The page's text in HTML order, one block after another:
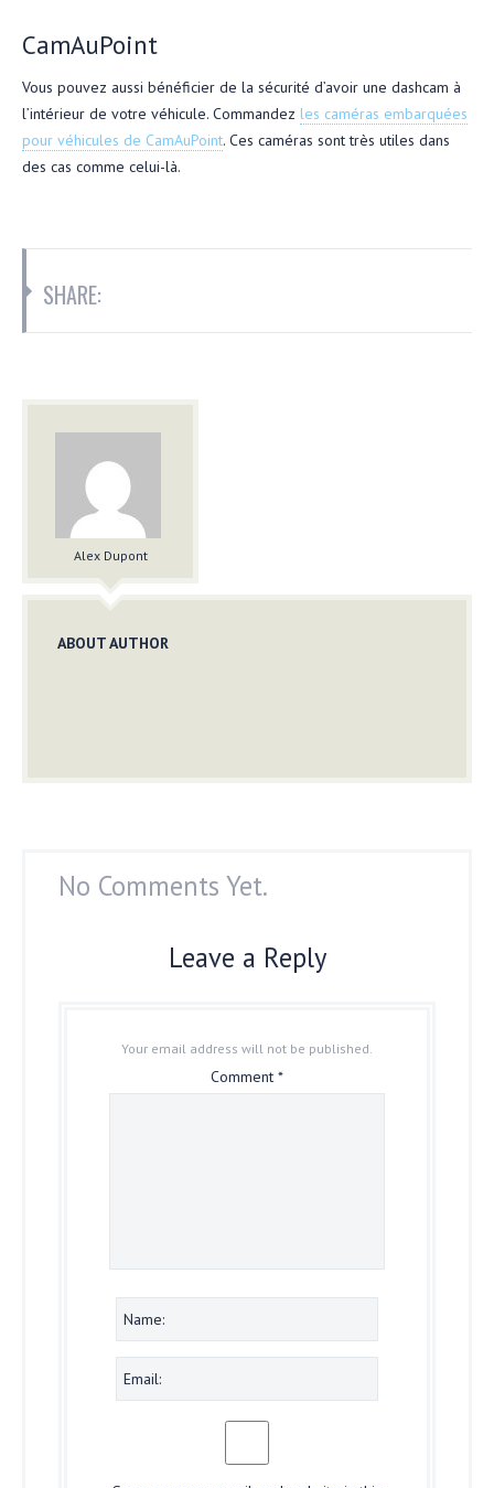
CamAuPoint
Vous pouvez aussi bénéficier de la sécurité d’avoir une dashcam à
l’intérieur de votre véhicule. Commandez les caméras embarquées
pour véhicules de CamAuPoint. Ces caméras sont très utiles dans
des cas comme celui-là.
SHARE:
Alex Dupont
ABOUT AUTHOR
No Comments Yet.
Leave a Reply
Your email address will not be published.
Comment *